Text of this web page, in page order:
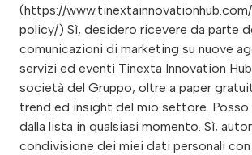
(https://
policy/) Sì, desidero ricevere da parte
comunicazioni di marketing su nuove
servizi ed eventi Tinexta Innovation
società del Gruppo, oltre a paper
trend ed insight del mio settore. Posso
dalla lista in qualsiasi momento. Sì,
condivisione dei miei dati personali